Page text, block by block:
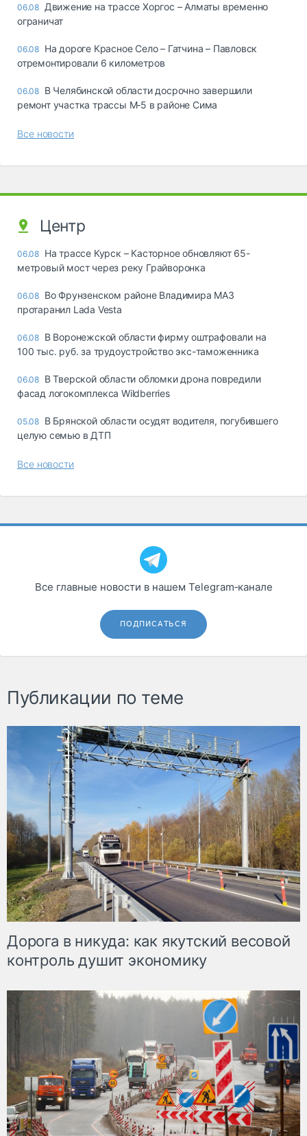
06.08 Движение на трассе Хоргос – Алматы временно
ограничат
06.08 На дороге Красное Село – Гатчина – Павловск
отремонтировали 6 километров
06.08 В Челябинской области досрочно завершили
ремонт участка трассы М‑5 в районе Сима
Все новости
Центр
06.08 На трассе Курск – Касторное обновляют 65-
метровый мост через реку Грайворонка
06.08 Во Фрунзенском районе Владимира МАЗ
протаранил Lada Vesta
06.08 В Воронежской области фирму оштрафовали на
100 тыс. руб. за трудоустройство экс-таможенника
06.08 В Тверской области обломки дрона повредили
фасад логокомплекса Wildberries
05.08 В Брянской области осудят водителя, погубившего
целую семью в ДТП
Все новости
Все главные новости в нашем Telegram‑канале
ПОДПИСАТЬСЯ
Публикации по теме
Дорога в никуда: как якутский весовой
контроль душит экономику